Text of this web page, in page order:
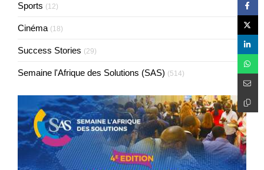
Sports (12)
Cinéma (18)
Success Stories (29)
Semaine l'Afrique des Solutions (SAS) (514)